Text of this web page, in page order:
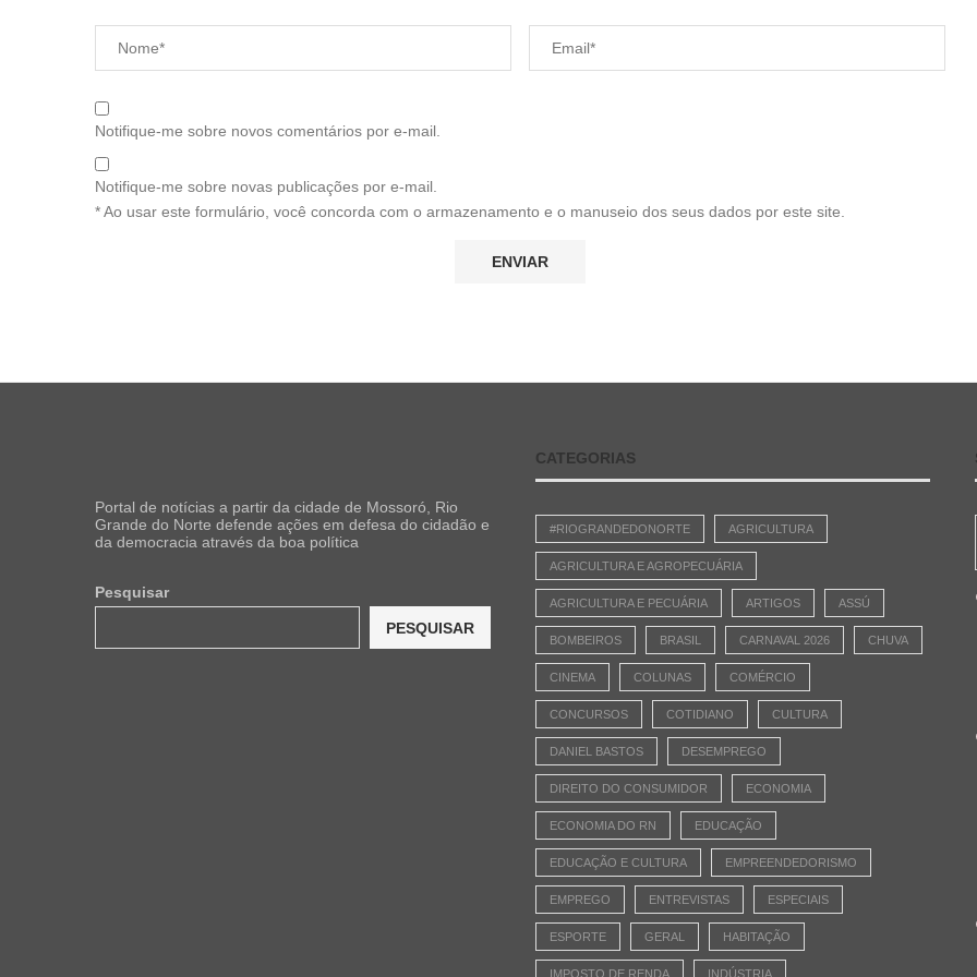
Notifique-me sobre novos comentários por e-mail.
Notifique-me sobre novas publicações por e-mail.
* Ao usar este formulário, você concorda com o armazenamento e o manuseio dos seus dados por este site.
Portal de notícias a partir da cidade de Mossoró, Rio
Grande do Norte defende ações em defesa do cidadão e
da democracia através da boa política
Pesquisar
PESQUISAR
CATEGORIAS
#RIOGRANDEDONORTE AGRICULTURA
AGRICULTURA E AGROPECUÁRIA
AGRICULTURA E PECUÁRIA ARTIGOS ASSÚ
BOMBEIROS BRASIL CARNAVAL 2026 CHUVA
CINEMA COLUNAS COMÉRCIO
CONCURSOS COTIDIANO CULTURA
DANIEL BASTOS DESEMPREGO
DIREITO DO CONSUMIDOR ECONOMIA
ECONOMIA DO RN EDUCAÇÃO
EDUCAÇÃO E CULTURA EMPREENDEDORISMO
EMPREGO ENTREVISTAS ESPECIAIS
ESPORTE GERAL HABITAÇÃO
IMPOSTO DE RENDA INDÚSTRIA